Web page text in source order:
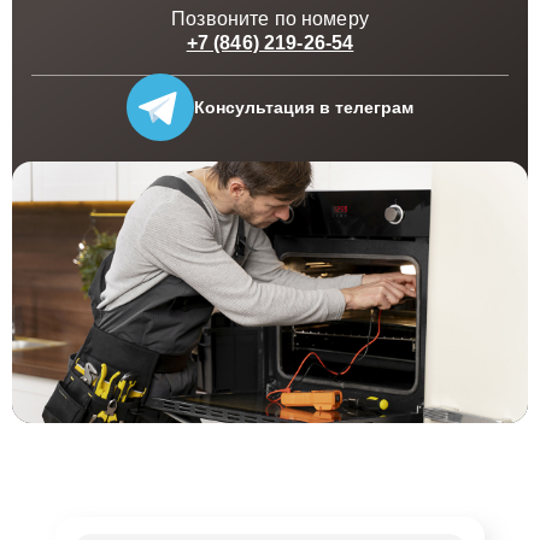
Кроме того, регулярная профилактика и очистка
пылесосов Борк значительно продлевает срок их
службы и предотвращает возникновение более
серьезных поломок. Мастера нашей службы отлично
информированы о технических особенностях данных
устройств и готовы предоставить качественные
рекомендации по эксплуатации после проведения
ремонта.
Оригинальные запчасти и
гарантийное обслуживание
При выполнении ремонтных работ напольных
Позвоните по номеру
+7 (846) 219-26-54
Консультация в телеграм